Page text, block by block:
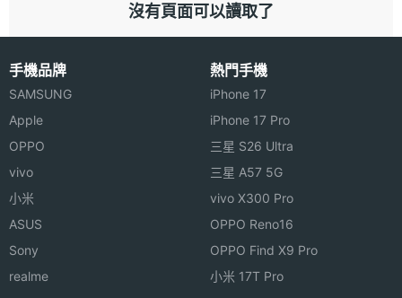
沒有頁面可以讀取了
手機品牌
SAMSUNG
Apple
OPPO
vivo
小米
ASUS
Sony
realme
熱門手機
iPhone 17
iPhone 17 Pro
三星 S26 Ultra
三星 A57 5G
vivo X300 Pro
OPPO Reno16
OPPO Find X9 Pro
小米 17T Pro